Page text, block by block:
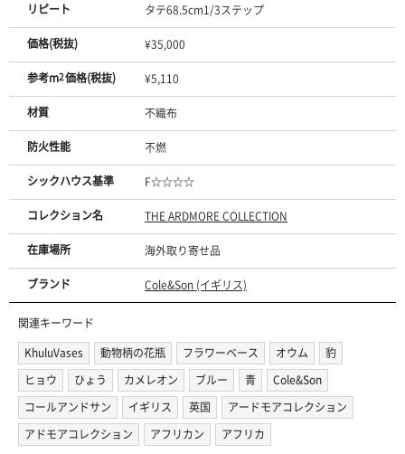
リピート タテ68.5cm1/3ステップ
価格(税抜) ¥35,000
参考m2価格(税抜) ¥5,110
材質 不織布
防火性能 不燃
シックハウス基準 F☆☆☆☆
コレクション名 THE ARDMORE COLLECTION
在庫場所 海外取り寄せ品
ブランド Cole&Son (イギリス)
関連キーワード
KhuluVases
動物柄の花瓶 フラワーベース オウム
豹
ヒョウ
ひょう カメレオン ブルー 青
Cole&Son
コールアンドサン
イギリス 英国
アードモアコレクション
アドモアコレクション
アフリカン アフリカ